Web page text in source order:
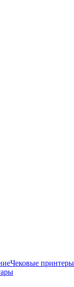
Чековые принтеры